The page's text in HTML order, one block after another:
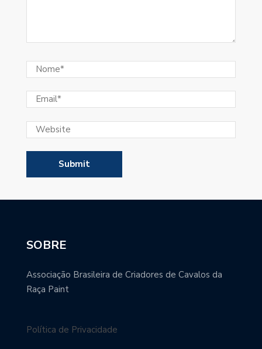
SOBRE
Associação Brasileira de Criadores de Cavalos da
Raça Paint
Política de Privacidade